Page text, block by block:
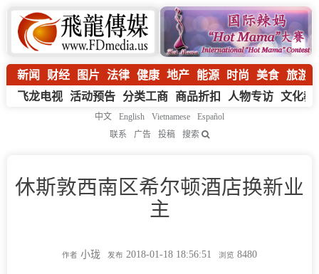
新闻 财经 图片 法律 健康 地产 能源 时尚 美食 旅游
飞龙电视 活动预告 分类工商 商品折扣 人物专访 文化教
中文 English Vietnamese
Español
联系
广告 投稿 搜索
休斯敦西南区希尔顿酒店换新业
主
作者 小珑 发布 2018-01-18 18:56:51 浏览 8480